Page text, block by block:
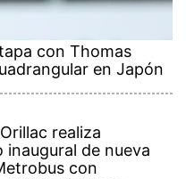
con Thomas
en Japón
realiza
inaugural de nueva
con